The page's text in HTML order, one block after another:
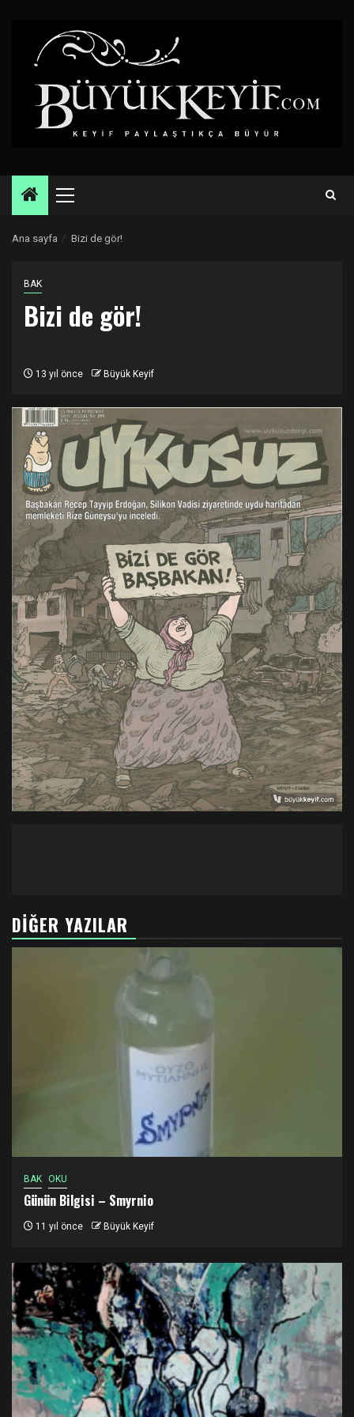
Primary
Ana sayfa Bizi de gör!
BAK
Bizi de gör!
13 yıl önce Büyük Keyif
DIĞER YAZILAR
BAK OKU
Günün Bilgisi – Smyrnio
11 yıl önce Büyük Keyif